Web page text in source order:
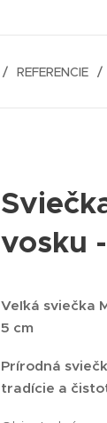
REFERENCIE
vosku
Veľká sviečka
5 cm
Prírodná
tradície a